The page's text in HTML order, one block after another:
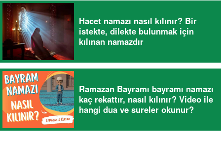
Hacet namazı nasıl kılınır? Bir
istekte, dilekte bulunmak için
kılınan namazdır
Ramazan Bayramı bayramı namazı
kaç rekattır, nasıl kılınır? Video ile
hangi dua ve sureler okunur?